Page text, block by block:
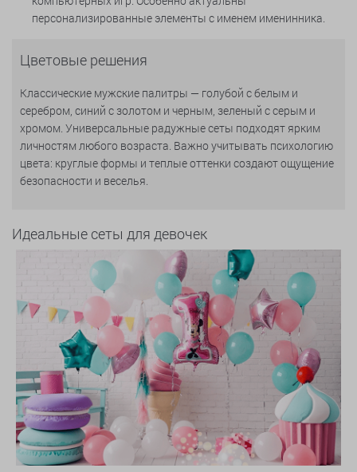
персонализированные элементы с именем именинника.
Цветовые решения
Классические мужские палитры — голубой с белым и
серебром, синий с золотом и черным, зеленый с серым и
хромом. Универсальные радужные сеты подходят ярким
личностям любого возраста. Важно учитывать психологию
цвета: круглые формы и теплые оттенки создают ощущение
безопасности и веселья.
Идеальные сеты для девочек